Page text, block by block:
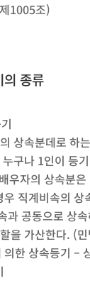
1005조)
종류
상속분데로 하
구나 1인이 등
우자의 상속분
우 직계비속의 상
과 공동으로 상
을 가산한다. (
한 상속등기 –